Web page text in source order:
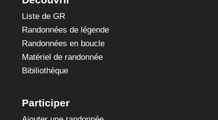
Liste de GR
Randonnées de légende
Randonnées en boucle
Matériel de randonnée
Bibiliothèque
Participer